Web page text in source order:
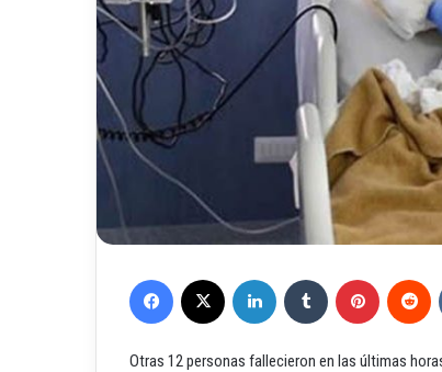
Otras 12 personas fallecieron en las últimas